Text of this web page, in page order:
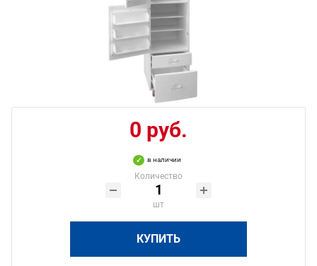
0 руб.
в наличии
Количество
шт
КУПИТЬ